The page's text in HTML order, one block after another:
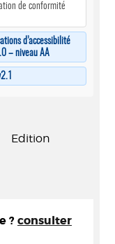
de conformité
d’accessibilité
– niveau AA
Edition
? consulter